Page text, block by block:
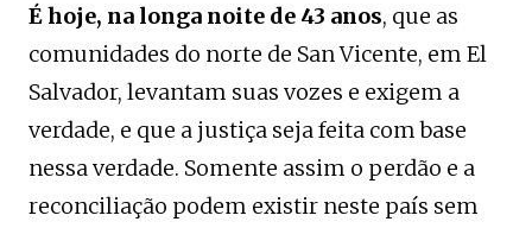
É hoje, na longa noite de 43 anos, que as
comunidades do norte de San Vicente, em El
Salvador, levantam suas vozes e exigem a
verdade, e que a justiça seja feita com base
nessa verdade. Somente assim o perdão e a
reconciliação podem existir neste país sem